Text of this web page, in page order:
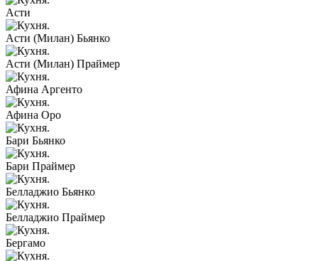
Асти
Асти (Милан) Бьянко
Асти (Милан) Праймер
Афина Аргенто
Афина Оро
Бари Бьянко
Бари Праймер
Белладжио Бьянко
Белладжио Праймер
Бергамо